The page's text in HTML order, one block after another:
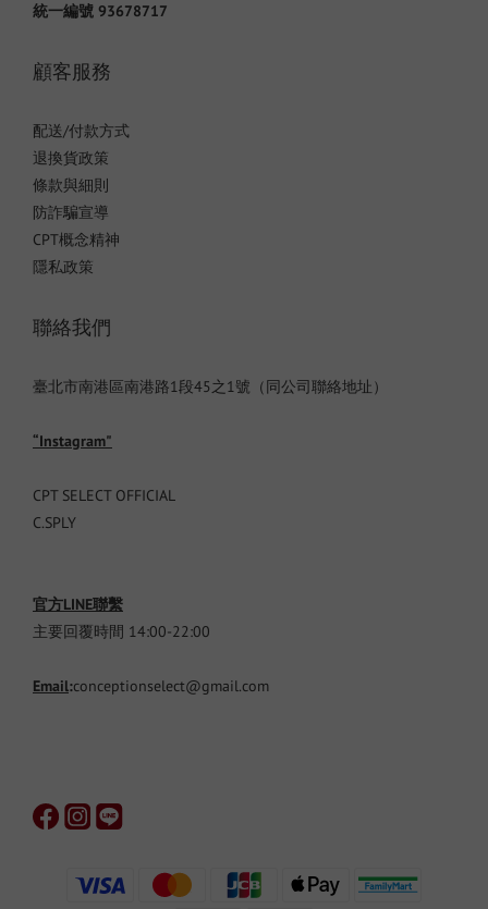
統一編號 93678717
顧客服務
配送/付款方式
退換貨政策
條款與細則
防詐騙宣導
CPT概念精神
隱私政策
聯絡我們
臺北市南港區南港路1段45之1號（同公司聯絡地址）
“Instagram"
CPT SELECT OFFICIAL
C.SPLY
官方LINE聯繫
主要回覆時間 14:00-22:00
Email:conceptionselect@gmail.com